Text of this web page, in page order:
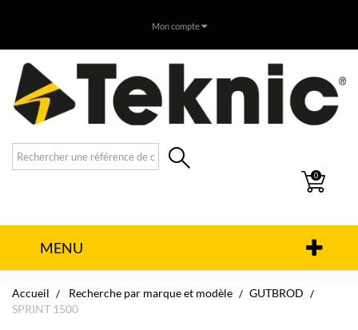
Mon compte
0
MENU
Accueil Recherche par marque et modèle
GUTBROD
SPRINT 1500